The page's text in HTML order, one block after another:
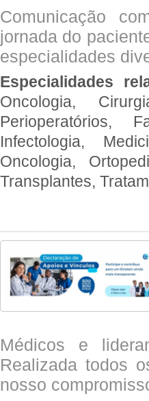
Comunicação
jornada do
especialidades
Especialidades
Oncologia,
Perioperatórios,
Infectologia,
Oncologia,
Transplantes,
Médicos e
Realizada todos
nosso